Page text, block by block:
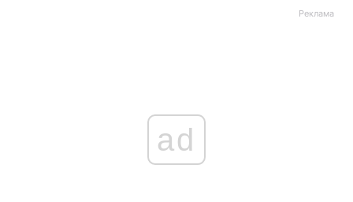
Реклама
ad